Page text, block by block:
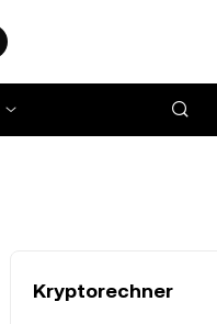
Kryptorechner